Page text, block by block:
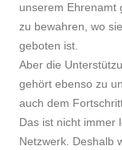
unserem Ehrenamt
zu bewahren, wo
geboten ist.
Aber die
gehört ebenso zu
auch dem
Das ist nicht immer
Netzwerk. Deshalb